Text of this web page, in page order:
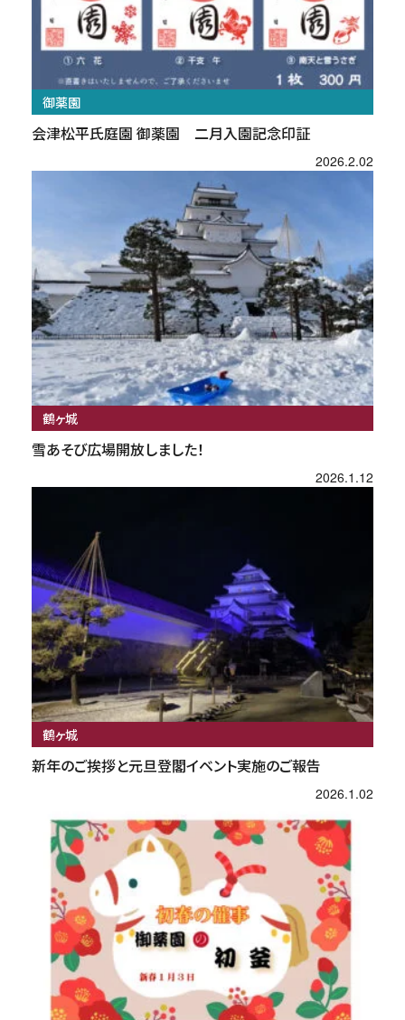
御薬園
会津松平氏庭園 御薬園 二月入園記念印証
2026.2.02
鶴ヶ城
雪あそび広場開放しました！
2026.1.12
鶴ヶ城
新年のご挨拶と元旦登閣イベント実施のご報告
2026.1.02